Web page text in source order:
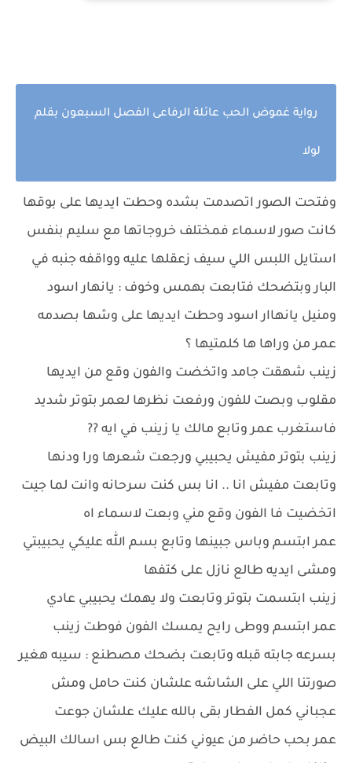
رواية غموض الحب عائلة الرفاعى الفصل السبعون بقلم
لولا
وفتحت الصور اتصدمت بشده وحطت ايديها على بوقها
كانت صور لاسماء فمختلف خروجاتها مع سليم بنفس
استايل اللبس اللي سيف زعقلها عليه وواقفه جنبه في
البار وبتضحك فتابعت بهمس وخوف : يانهار اسود
ومنيل يانهاار اسود وحطت ايديها على وشها بصدمه
عمر من وراها ها كلمتيها ؟
زينب شهقت جامد واتخضت والفون وقع من ايديها
مقلوب وبصت للفون ورفعت نظرها لعمر بتوتر شديد
فاستغرب عمر وتابع مالك يا زينب في ايه ??
زينب بتوتر مفيش يحبيبي ورجعت شعرها ورا ودنها
وتابعت مفيش انا .. انا بس كنت سرحانه وانت لما جيت
اتخضيت فا الفون وقع مني وبعت لاسماء اه
عمر ابتسم وباس جبينها وتابع بسم الله عليكي يحبيبتي
ومشى ايديه طالع نازل على كتفها
زينب ابتسمت بتوتر وتابعت ولا يهمك يحبيبي عادي
عمر ابتسم ووطى رايح يمسك الفون فوطت زينب
بسرعه جابته قبله وتابعت بضحك مصطنع : سيبه هغير
صورتنا اللي على الشاشه علشان كنت حامل ومش
عجباني كمل الفطار بقى بالله عليك علشان جوعت
عمر بحب حاضر من عيوني كنت طالع بس اسالك البيض